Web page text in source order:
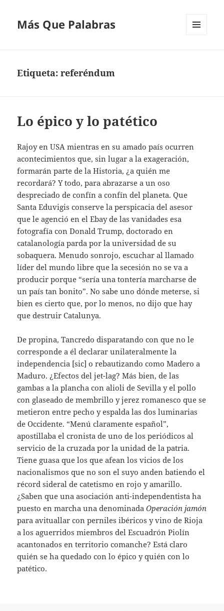
Más Que Palabras
Etiqueta:referéndum
Lo épico y lo patético
Rajoy en USA mientras en su amado país ocurren
acontecimientos que, sin lugar a la exageración,
formarán parte de la Historia, ¿a quién me
recordará? Y todo, para abrazarse a un oso
despreciado de confín a confín del planeta. Que
Santa Eduvigis conserve la perspicacia del asesor
que le agenció en el Ebay de las vanidades esa
fotografía con Donald Trump, doctorado en
catalanología parda por la universidad de su
sobaquera. Menudo sonrojo, escuchar al llamado
líder del mundo libre que la secesión no se va a
producir porque “sería una tontería marcharse de
un país tan bonito”. No sabe uno dónde meterse, si
bien es cierto que, por lo menos, no dijo que hay
que destruir Catalunya.
De propina, Tancredo disparatando con que no le
corresponde a él declarar unilateralmente la
independencia [sic] o rebautizando como Madero a
Maduro. ¿Efectos del jet-lag? Más bien, de las
gambas a la plancha con alioli de Sevilla y el pollo
con glaseado de membrillo y jerez romanesco que se
metieron entre pecho y espalda las dos luminarias
de Occidente. “Menú claramente español”,
apostillaba el cronista de uno de los periódicos al
servicio de la cruzada por la unidad de la patria.
Tiene guasa que los que afean los vicios de los
nacionalismos que no son el suyo anden batiendo el
récord sideral de catetismo en rojo y amarillo.
¿Saben que una asociación anti-independentista ha
puesto en marcha una denominadaOperación jamón
para avituallar con perniles ibéricos y vino de Rioja
a los aguerridos miembros del Escuadrón Piolín
acantonados en territorio comanche? Está claro
quién se ha quedado con lo épico y quién con lo
patético.